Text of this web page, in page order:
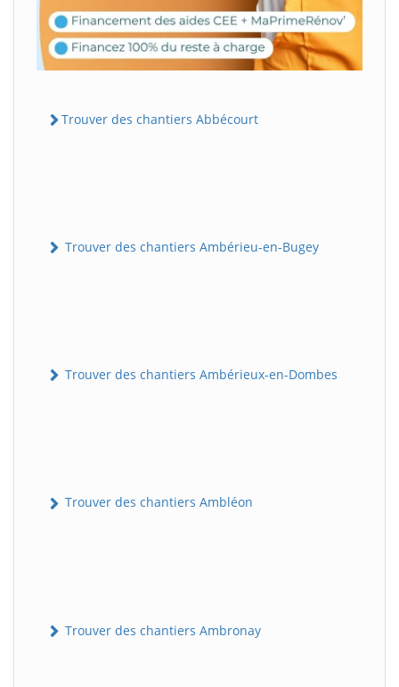
Trouver des chantiers Abbécourt
Trouver des chantiers Ambérieu-en-Bugey
Trouver des chantiers Ambérieux-en-Dombes
Trouver des chantiers Ambléon
Trouver des chantiers Ambronay